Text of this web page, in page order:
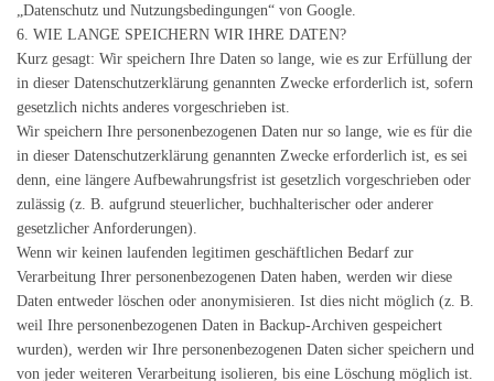
„Datenschutz und Nutzungsbedingungen“ von Google.
6. WIE LANGE SPEICHERN WIR IHRE DATEN?
Kurz gesagt: Wir speichern Ihre Daten so lange, wie es zur Erfüllung der
in dieser Datenschutzerklärung genannten Zwecke erforderlich ist, sofern
gesetzlich nichts anderes vorgeschrieben ist.
Wir speichern Ihre personenbezogenen Daten nur so lange, wie es für die
in dieser Datenschutzerklärung genannten Zwecke erforderlich ist, es sei
denn, eine längere Aufbewahrungsfrist ist gesetzlich vorgeschrieben oder
zulässig (z. B. aufgrund steuerlicher, buchhalterischer oder anderer
gesetzlicher Anforderungen).
Wenn wir keinen laufenden legitimen geschäftlichen Bedarf zur
Verarbeitung Ihrer personenbezogenen Daten haben, werden wir diese
Daten entweder löschen oder anonymisieren. Ist dies nicht möglich (z. B.
weil Ihre personenbezogenen Daten in Backup-Archiven gespeichert
wurden), werden wir Ihre personenbezogenen Daten sicher speichern und
von jeder weiteren Verarbeitung isolieren, bis eine Löschung möglich ist.